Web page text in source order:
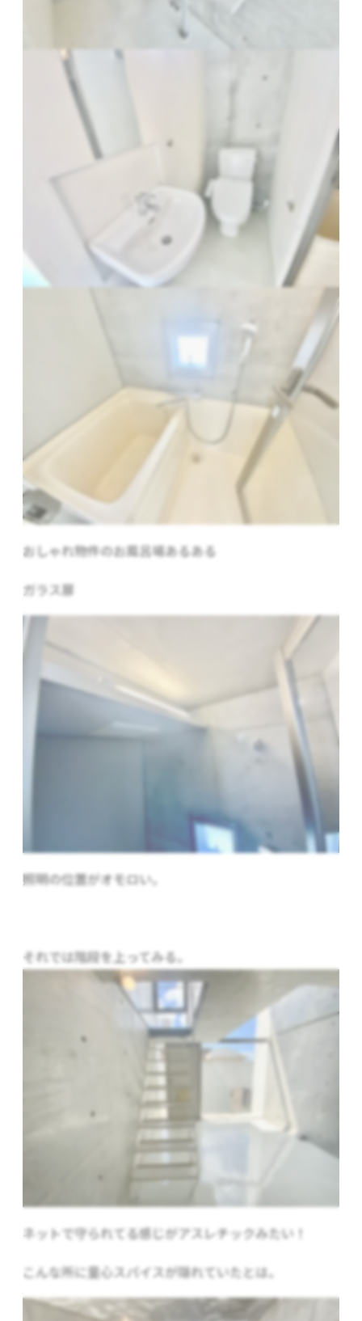
おしゃれ物件のお風呂場あるある
ガラス扉
照明の位置がオモロい。
それでは階段を上ってみる。
ネットで守られてる感じがアスレチックみたい！
こんな所に童心スパイスが隠れていたとは。